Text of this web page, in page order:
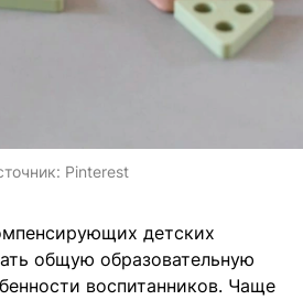
Pinterest
детских
общую образовательную
воспитанников. Чаще